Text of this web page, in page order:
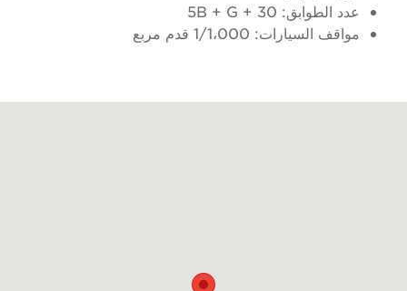
عدد الطوابق: 5B + G + 30
مواقف السيارات: 1/1،000 قدم مربع